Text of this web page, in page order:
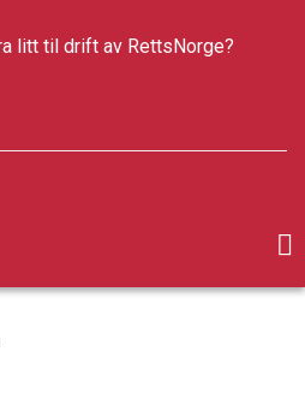
litt til drift av RettsNorge?